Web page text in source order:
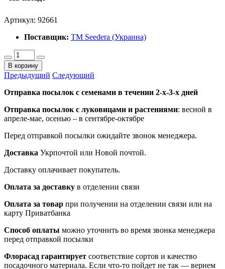
Артикул: 92661
Поставщик: ТМ Seedera (Украина)
В корзину
Предыдущий Следующий
Отправка посылок с семенами в течении 2-х-3-х дней
Отправка посылок с луковицами и растениями: весной в
апреле-мае, осенью – в сентябре-октябре
Перед отправкой посылки ожидайте звонок менеджера.
Доставка Укрпочтой или Новой почтой.
Доставку оплачивает покупатель.
Оплата за доставку в отделении связи
Оплата за товар при получении на отделении связи или на
карту Приватбанка
Способ оплаты можно уточнить во время звонка менеджера
перед отправкой посылки
Флорасад гарантирует соответствие сортов и качество
посадочного материала. Если что-то пойдет не так — вернем